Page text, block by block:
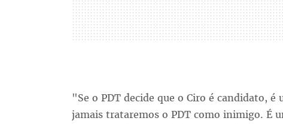
"Se o PDT decide que o Ciro é candidato,
jamais trataremos o PDT como inimigo. É